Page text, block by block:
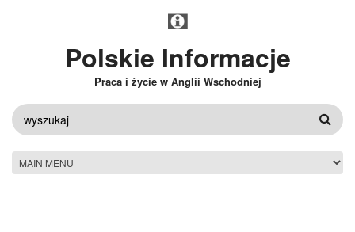
Polskie Informacje
Praca i życie w Anglii Wschodniej
FORMULARZ
WYSZUKIWANIA